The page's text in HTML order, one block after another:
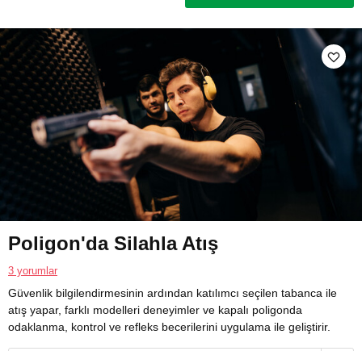
Poligon'da Silahla Atış
3 yorumlar
Güvenlik bilgilendirmesinin ardından katılımcı seçilen tabanca ile
atış yapar, farklı modelleri deneyimler ve kapalı poligonda
odaklanma, kontrol ve refleks becerilerini uygulama ile geliştirir.